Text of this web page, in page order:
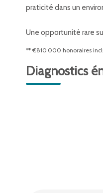
praticité dans un
Une opportunité rare
** €810 000 honoraires
Diagnostics